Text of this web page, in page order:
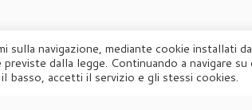
© 2026 Agorà
sulla navigazione, mediante cookie installati
dalla legge. Continuando a navigare
basso, accetti il servizio e gli stessi cookies.